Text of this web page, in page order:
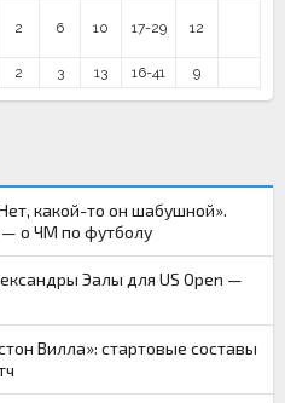
2 6 10 17-29 12
2 3 13 16-41 9
какой-то он шабушной».
о ЧМ по футболу
Эалы для US Open —
Вилла»: стартовые составы